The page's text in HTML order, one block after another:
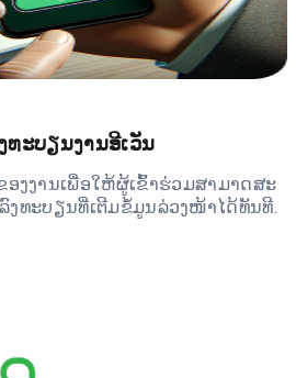
ທະບຽນງານອີເວັນ
ອງງານເພື່ອໃຫ້ຜູ້ເຂົ້າຮ່ວມສາມາດສະ
ງທະບຽນທີ່ເຕີມຂໍ້ມູນລ່ວງໜ້າໄດ້ທັນທີ.